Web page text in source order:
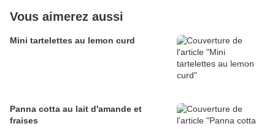
Vous aimerez aussi
Mini tartelettes au lemon curd
Panna cotta au lait d'amande et
fraises